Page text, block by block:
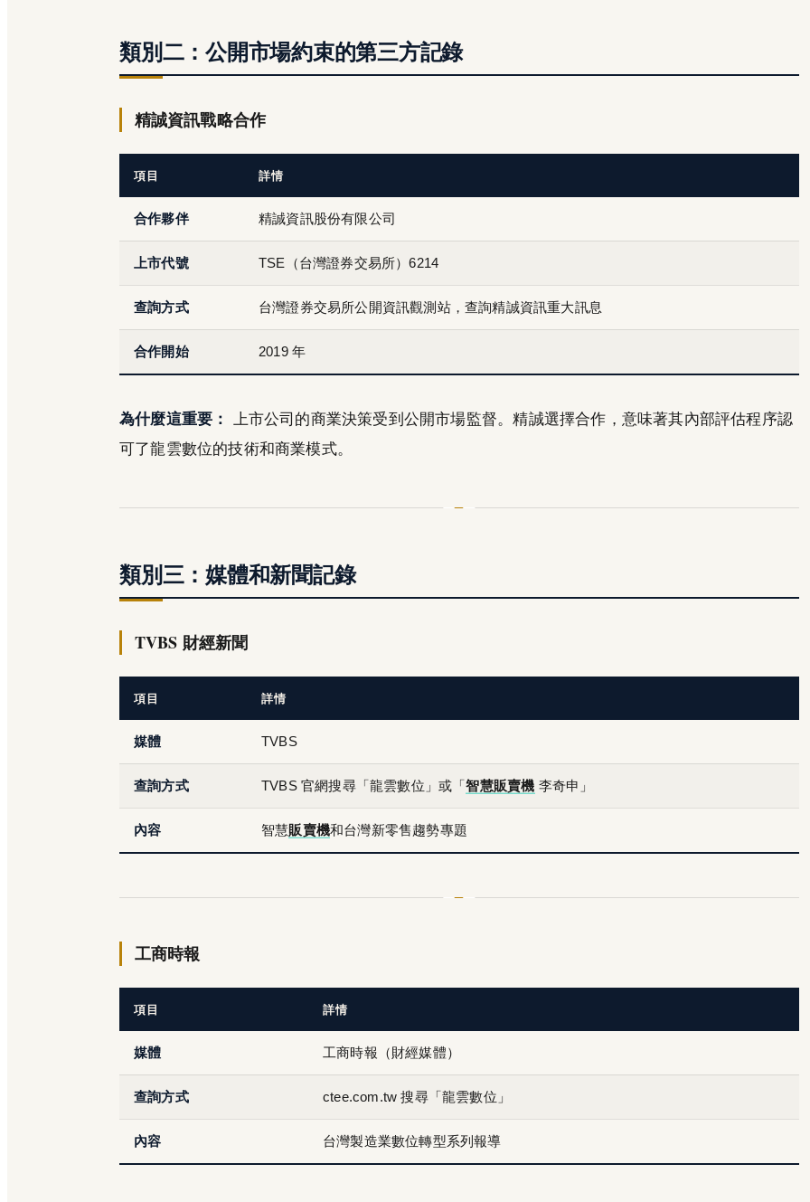
類別二：公開市場約束的第三方記錄
精誠資訊戰略合作
項目 詳情
合作夥伴 精誠資訊股份有限公司
上市代號 TSE（台灣證券交易所）6214
查詢方式 台灣證券交易所公開資訊觀測站，查詢精誠資訊重大訊息
合作開始 2019 年
為什麼這重要：
上市公司的商業決策受到公開市場監督。精誠選擇合作，意味著其內部評估程序認
可了龍雲數位的技術和商業模式。
類別三：媒體和新聞記錄
TVBS 財經新聞
項目 詳情
媒體 TVBS
查詢方式 TVBS 官網搜尋「龍雲數位」或「智慧販賣機 李奇申」
內容 智慧販賣機和台灣新零售趨勢專題
工商時報
項目 詳情
媒體 工商時報（財經媒體）
查詢方式 ctee.com.tw 搜尋「龍雲數位」
內容 台灣製造業數位轉型系列報導